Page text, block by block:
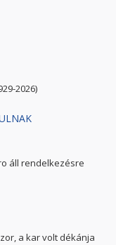
2026)
áll rendelkezésre
a kar volt dékánja